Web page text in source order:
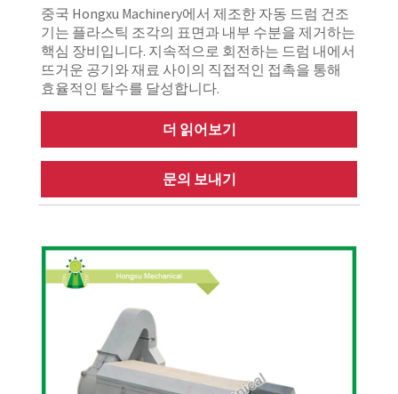
중국 Hongxu Machinery에서 제조한 자동 드럼 건조
기는 플라스틱 조각의 표면과 내부 수분을 제거하는
핵심 장비입니다. 지속적으로 회전하는 드럼 내에서
뜨거운 공기와 재료 사이의 직접적인 접촉을 통해
효율적인 탈수를 달성합니다.
더 읽어보기
문의 보내기